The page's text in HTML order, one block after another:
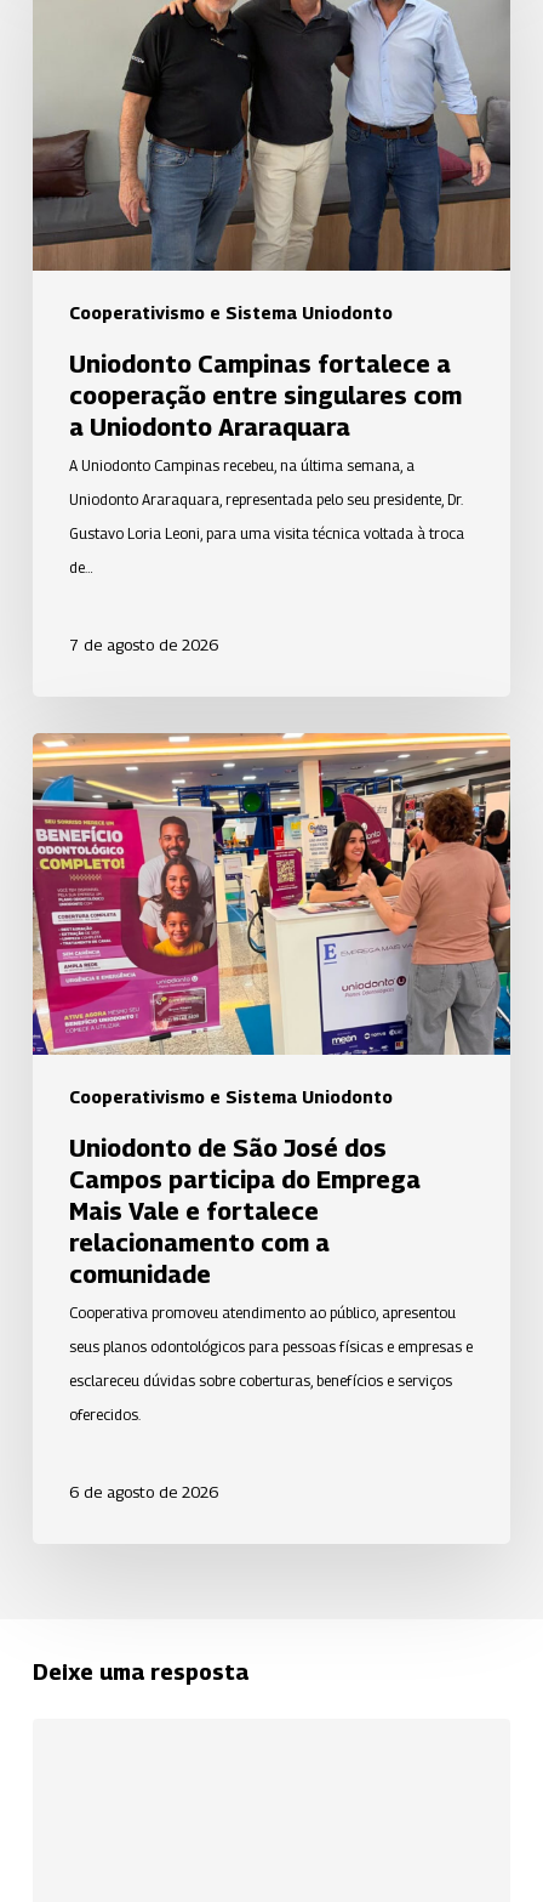
Cooperativismo e Sistema Uniodonto
cooperação
entre
singulares
com
a
Uniodonto
Araraquara
Uniodonto Campinas fortalece a
cooperação entre singulares com
a Uniodonto Araraquara
A Uniodonto Campinas recebeu, na última semana, a
Uniodonto Araraquara, representada pelo seu presidente, Dr.
Gustavo Loria Leoni, para uma visita técnica voltada à troca
de…
7 de agosto de 2026
Cooperativismo e Sistema Uniodonto
Uniodonto
de
São
José
dos
Campos
participa
do
Emprega
Mais
Vale
fortalece
relacionamento
com
Uniodonto de São José dos
Campos participa do Emprega
Mais Vale e fortalece
relacionamento com a
comunidade
Cooperativa promoveu atendimento ao público, apresentou
seus planos odontológicos para pessoas físicas e empresas e
esclareceu dúvidas sobre coberturas, benefícios e serviços
oferecidos.
6 de agosto de 2026
Deixe uma resposta